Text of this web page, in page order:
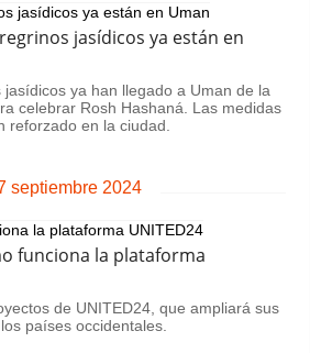
jasídicos ya están en
ya han llegado a Uman de la
celebrar Rosh Hashaná. Las medidas
reforzado en la ciudad.
septiembre 2024
funciona la plataforma
de UNITED24, que ampliará sus
países occidentales.